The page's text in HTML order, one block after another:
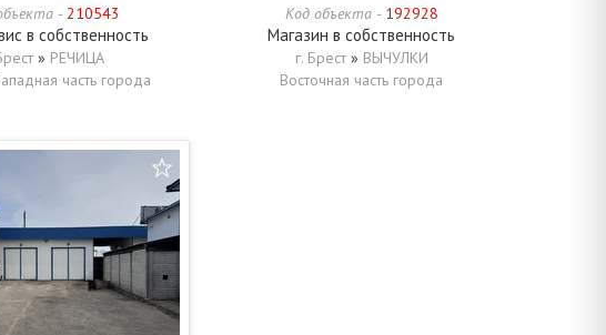
- 210543
в собственность
» РЕЧИЦА
часть города
Код объекта - 192928
Магазин в собственность
г. Брест » ВЫЧУЛКИ
Восточная часть города